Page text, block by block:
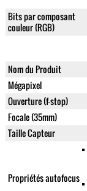
Bits par composant
couleur (RGB)
Nom du Produit
Mégapixel
Ouverture (f-stop)
Focale (35mm)
Taille Capteur
Propriétés autofocus